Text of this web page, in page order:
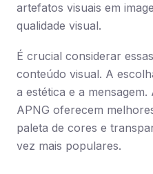
artefatos visuais em
qualidade visual.
É crucial considerar
conteúdo visual. A
a estética e a
APNG oferecem
paleta de cores e
vez mais populares.